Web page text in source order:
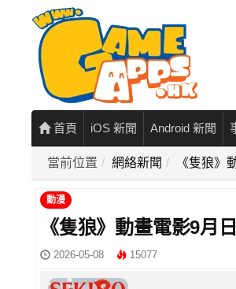
首頁 iOS 新聞 Android 新聞
當前位置 網絡新聞 《隻狼》
動漫
《隻狼》動畫電影9月
2026-05-08 15077